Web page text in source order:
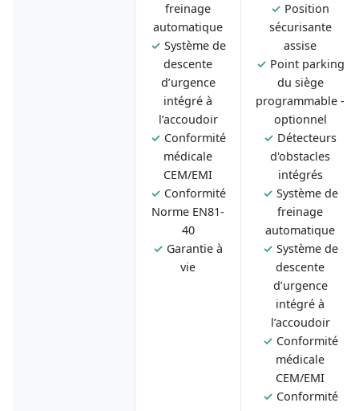
freinage
automatique
✓ Système de
descente
d’urgence
intégré à
l’accoudoir
✓ Conformité
médicale
CEM/EMI
✓ Conformité
Norme EN81-
40
✓ Garantie à
vie
✓ Position
sécurisante
assise
✓ Point parking
du siège
programmable -
optionnel
✓ Détecteurs
d'obstacles
intégrés
✓ Système de
freinage
automatique
✓ Système de
descente
d’urgence
intégré à
l’accoudoir
✓ Conformité
médicale
CEM/EMI
✓ Conformité